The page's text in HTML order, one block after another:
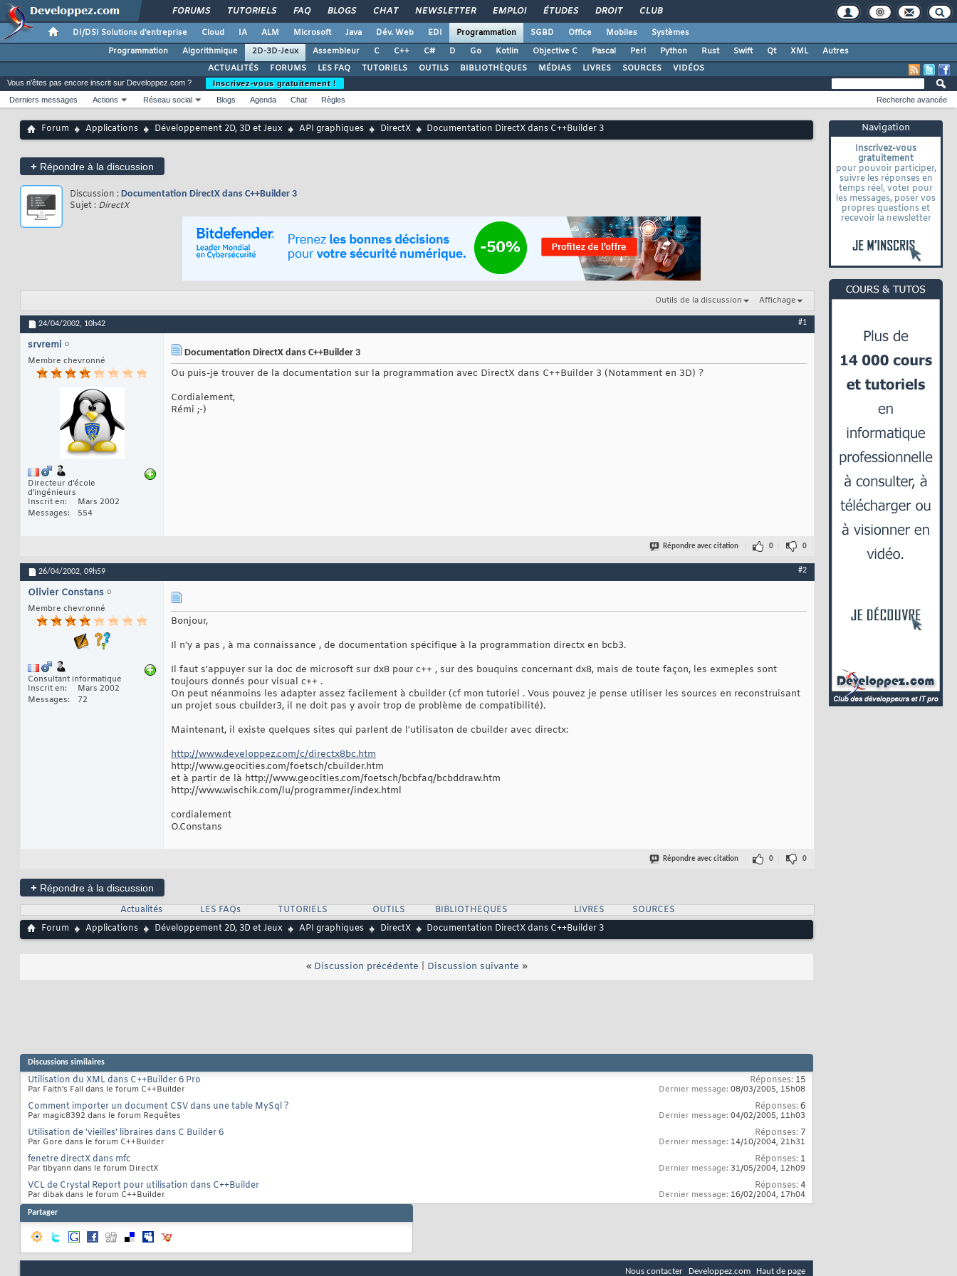
FORUMS TUTORIELS FAQ BLOGS CHAT NEWSLETTER EMPLOI ÉTUDES DROIT CLUB
DI/DSI Solutions d'entreprise Cloud IA ALM Microsoft Java Dév. Web EDI Programmation SGBD Office Mobiles
Systèmes
Programmation
Algorithmique 2D-3D-Jeux Assembleur C C++ C# D Go Kotlin Objective C Pascal Perl Python Rust Swift Qt XML
Autres
ACTUALITÉS
FORUMS LES FAQ TUTORIELS OUTILS BIBLIOTHÈQUES MÉDIAS LIVRES SOURCES VIDÉOS
Navigation
Inscrivez-vous
gratuitement
pour pouvoir participer,
suivre les réponses en
temps réel, voter pour
les messages, poser vos
propres questions et
recevoir la newsletter
Vous n'êtes pas encore inscrit sur Developpez.com ?
Inscrivez-vous gratuitement !
Derniers messages
Actions Réseau social Blogs Agenda Chat Règles Recherche avancée
Forum Applications Développement 2D, 3D et Jeux API graphiques DirectX Documentation DirectX dans C++Builder 3
+ Répondre à la discussion
Discussion : Documentation DirectX dans C++Builder 3
Sujet : DirectX
Outils de la discussion Affichage
24/04/2002, 10h42 #1
srvremi
Membre chevronné
Directeur d'école
d'ingénieurs
Inscrit en
Mars 2002
Messages
554
Documentation DirectX dans C++Builder 3
Ou puis-je trouver de la documentation sur la programmation avec DirectX dans C++Builder 3 (Notamment en 3D) ?
Cordialement,
Rémi ;-)
Répondre avec citation 0 0
26/04/2002, 09h59 #2
Olivier Constans
Membre chevronné
Consultant informatique
Inscrit en
Mars 2002
Messages
72
Bonjour,
Il n'y a pas , à ma connaissance , de documentation spécifique à la programmation directx en bcb3.
Il faut s'appuyer sur la doc de microsoft sur dx8 pour c++ , sur des bouquins concernant dx8, mais de toute façon, les exmeples sont
toujours donnés pour visual c++ .
On peut néanmoins les adapter assez facilement à cbuilder (cf mon tutoriel . Vous pouvez je pense utiliser les sources en reconstruisant
un projet sous cbuilder3, il ne doit pas y avoir trop de problème de compatibilité).
Maintenant, il existe quelques sites qui parlent de l'utilisaton de cbuilder avec directx:
http://www.developpez.com/c/directx8bc.htm
http://www.geocities.com/foetsch/cbuilder.htm
et à partir de là http://www.geocities.com/foetsch/bcbfaq/bcbddraw.htm
http://www.wischik.com/lu/programmer/index.html
cordialement
O.Constans
Répondre avec citation 0 0
+ Répondre à la discussion
Actualités
LES FAQs TUTORIELS OUTILS BIBLIOTHEQUES LIVRES
SOURCES
Forum
Applications Développement 2D, 3D et Jeux API graphiques DirectX Documentation DirectX dans C++Builder 3
« Discussion précédente Discussion suivante »
Discussions similaires
Utilisation du XML dans C++Builder 6 Pro
Par Faith's Fall dans le forum C++Builder
Réponses: 15
Dernier message: 08/03/2005, 15h08
Comment importer un document CSV dans une table MySql ?
Par magic8392 dans le forum Requêtes
Réponses:6
Dernier message: 04/02/2005, 11h03
Utilisation de 'vieilles' libraires dans C Builder 6
Par Gore dans le forum C++Builder
Réponses: 7
Dernier message: 14/10/2004, 21h31
fenetre directX dans mfc
Par tibyann dans le forum DirectX
Réponses: 1
Dernier message: 31/05/2004, 12h09
VCL de Crystal Report pour utilisation dans C++Builder
Par dibak dans le forum C++Builder
Réponses:4
Dernier message: 16/02/2004, 17h04
Partager
Nous contacter Developpez.com Haut de page